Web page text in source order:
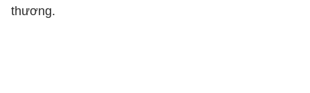
thương.